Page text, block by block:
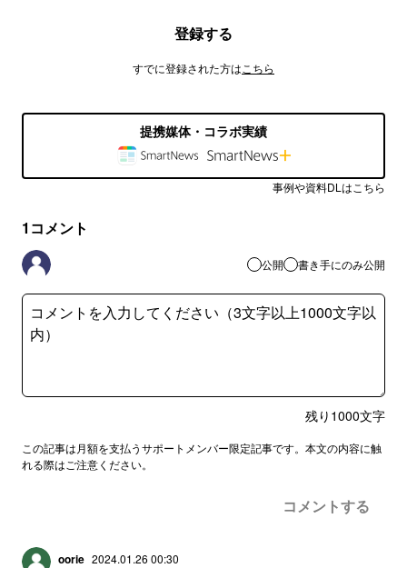
登録する
すでに登録された方は こちら
提携媒体・コラボ実績
事例や資料DLはこちら
1 コメント
公開 書き手にのみ公開
残り 1000文字
この記事は月額を支払うサポートメンバー限定記事です。本文の内容に触
れる際はご注意ください。
コメントする
oorie 2024.01.26 00:30